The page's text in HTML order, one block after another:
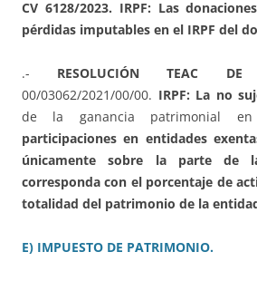
CV 6128/2023. IRPF: Las
pérdidas imputables en el IRPF del
.- RESOLUCIÓN TEAC DE
00/03062/2021/00/00. IRPF: La no
de la ganancia patrimonial
participaciones en entidades
únicamente sobre la parte de
corresponda con el porcentaje de
totalidad del patrimonio de la
E) IMPUESTO DE PATRIMONIO.